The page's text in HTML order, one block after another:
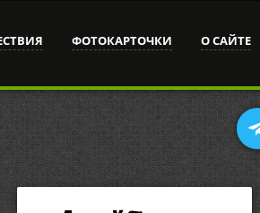
ФОТОКАРТОЧКИ О САЙТЕ